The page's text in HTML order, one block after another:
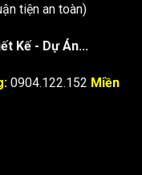
tiện an toàn)
Kế - Dự Án...
0904.122.152 Miền